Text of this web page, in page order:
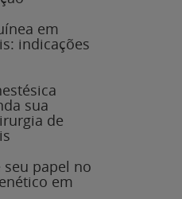
em
indicações
sua
de
papel no
em